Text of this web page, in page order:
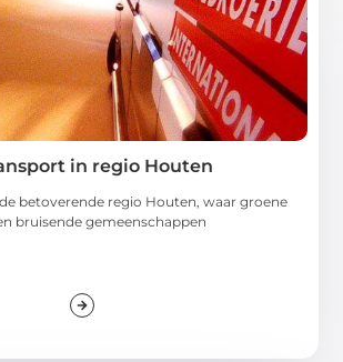
in regio Houten
betoverende regio Houten, waar groene
bruisende gemeenschappen